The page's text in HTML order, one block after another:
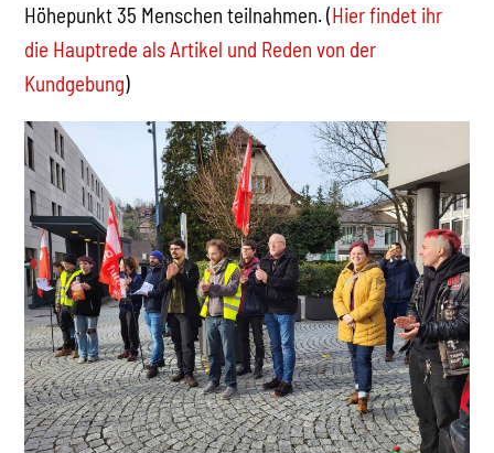
Höhepunkt 35 Menschen teilnahmen. (Hier findet ihr
die Hauptrede als Artikel und Reden von der
Kundgebung)